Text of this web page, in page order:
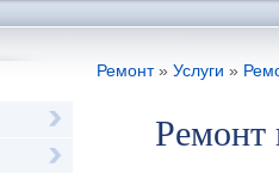
Ремонт» Услуги »
Ремонт